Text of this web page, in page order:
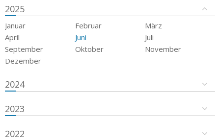
2025
Januar Februar
März
April
Juni
Juli
September
Oktober
November
Dezember
2024
2023
2022